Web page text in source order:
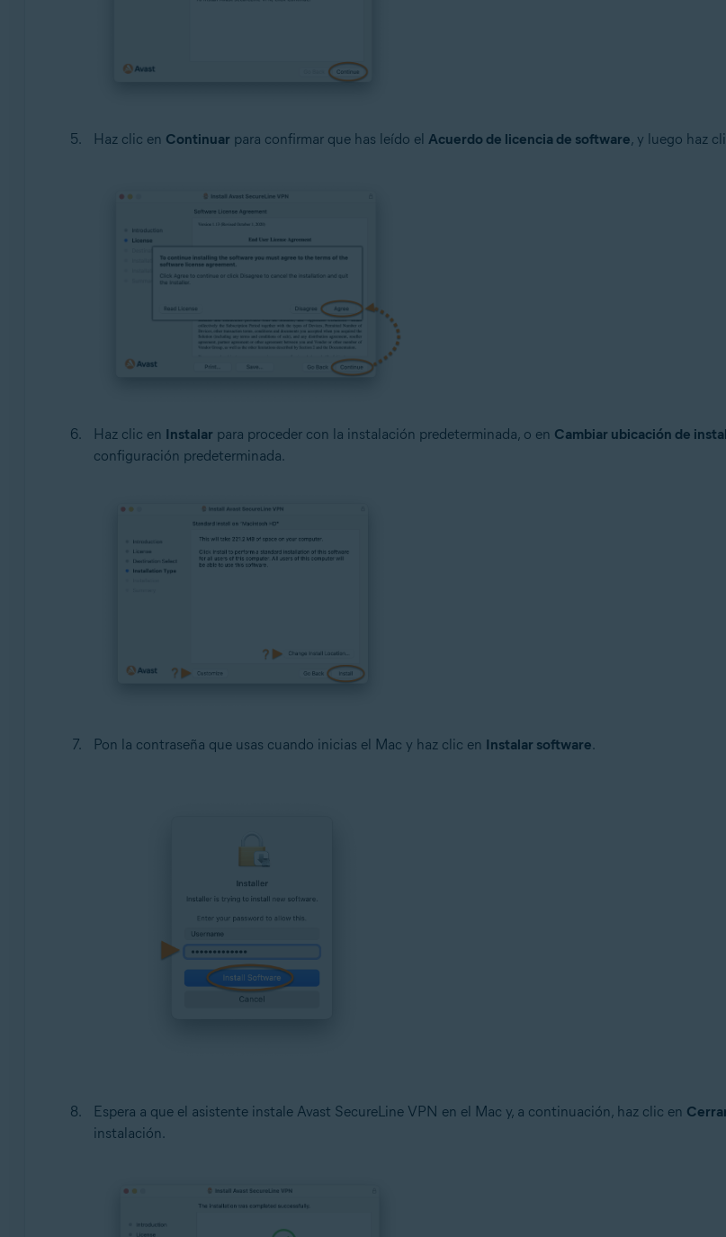
Haz clic en Continuar para confirmar que has leído el Acuerdo de licencia de software, y luego haz
Haz clic en Instalar para proceder con la instalación predeterminada, o en Cambiar ubicación de
configuración predeterminada.
Pon la contraseña que usas cuando inicias el Mac y haz clic en Instalar software.
Espera a que el asistente instale Avast SecureLine VPN en el Mac y, a continuación, haz clic en
instalación.